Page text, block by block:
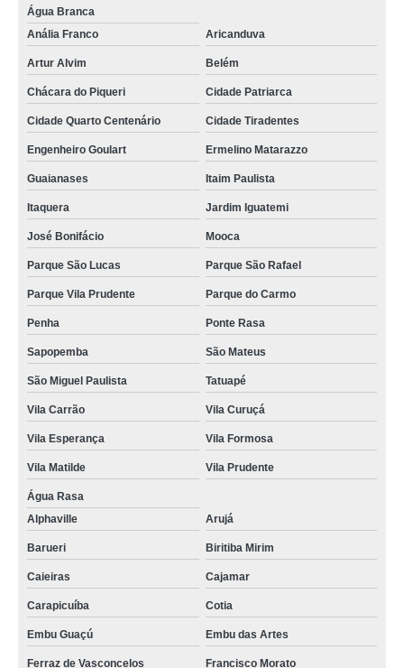
Água Branca
Anália Franco
Aricanduva
Artur Alvim Belém
Chácara do Piqueri Cidade Patriarca
Cidade Quarto Centenário Cidade Tiradentes
Engenheiro Goulart Ermelino Matarazzo
Guaianases Itaim Paulista
Itaquera Jardim Iguatemi
José Bonifácio Mooca
Parque São Lucas Parque São Rafael
Parque Vila Prudente Parque do Carmo
Penha Ponte Rasa
Sapopemba São Mateus
São Miguel Paulista Tatuapé
Vila Carrão Vila Curuçá
Vila Esperança Vila Formosa
Vila Matilde Vila Prudente
Água Rasa
Alphaville
Arujá
Barueri Biritiba Mirim
Caieiras Cajamar
Carapicuíba Cotia
Embu Guaçú Embu das Artes
Ferraz de Vasconcelos Francisco Morato